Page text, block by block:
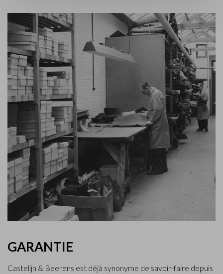
GARANTIE
Castelijn & Beerens est déjà synonyme de savoir-faire depuis